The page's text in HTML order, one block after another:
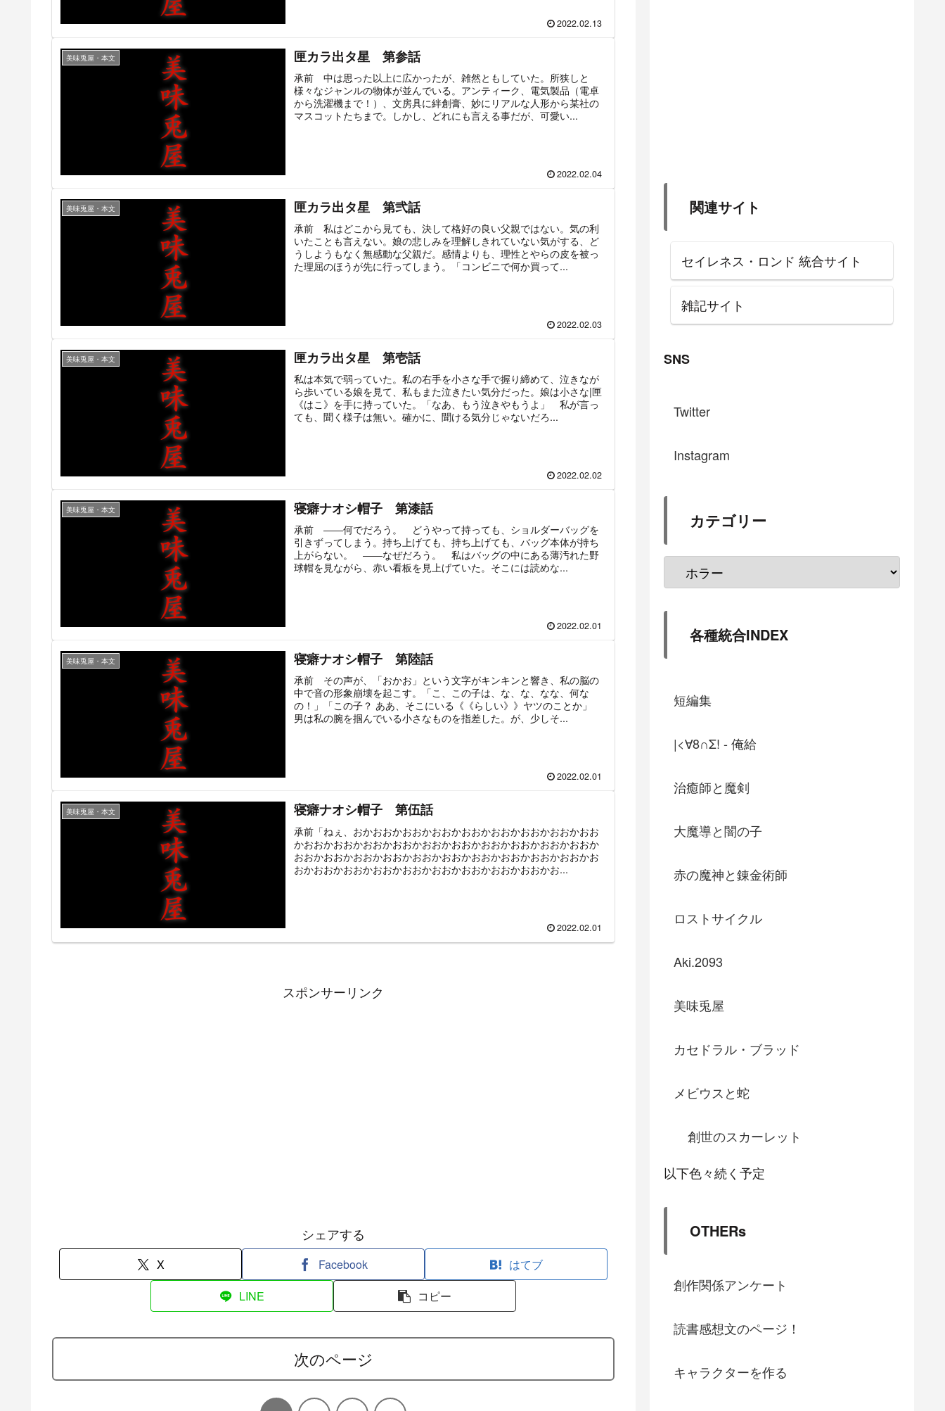
2022.02.13
美味兎屋・本文 匣カラ出タ星 第参話
承前 中は思った以上に広かったが、雑然ともしていた。所狭しと
様々なジャンルの物体が並んでいる。アンティーク、電気製品（電卓
から洗濯機まで！）、文房具に絆創膏、妙にリアルな人形から某社の
マスコットたちまで。しかし、どれにも言える事だが、可愛い...
2022.02.04
美味兎屋・本文 匣カラ出タ星 第弐話
承前 私はどこから見ても、決して格好の良い父親ではない。気の利
いたことも言えない。娘の悲しみを理解しきれていない気がする、ど
うしようもなく無感動な父親だ。感情よりも、理性とやらの皮を被っ
た理屈のほうが先に行ってしまう。「コンビニで何か買って...
2022.02.03
美味兎屋・本文 匣カラ出タ星 第壱話
私は本気で弱っていた。私の右手を小さな手で握り締めて、泣きなが
ら歩いている娘を見て、私もまた泣きたい気分だった。娘は小さな|匣
《はこ》を手に持っていた。「なあ、もう泣きやもうよ」 私が言っ
ても、聞く様子は無い。確かに、聞ける気分じゃないだろ...
2022.02.02
美味兎屋・本文 寝癖ナオシ帽子 第漆話
承前 ――何でだろう。 どうやって持っても、ショルダーバッグを
引きずってしまう。持ち上げても、持ち上げても、バッグ本体が持ち
上がらない。 ――なぜだろう。 私はバッグの中にある薄汚れた野
球帽を見ながら、赤い看板を見上げていた。そこには読めな...
2022.02.01
美味兎屋・本文 寝癖ナオシ帽子 第陸話
承前 その声が、「おかお」という文字がキンキンと響き、私の脳の
中で音の形象崩壊を起こす。「こ、この子は、な、な、なな、何な
の！」「この子？ ああ、そこにいる《《らしい》》ヤツのことか」
男は私の腕を掴んでいる小さなものを指差した。が、少しそ...
2022.02.01
美味兎屋・本文 寝癖ナオシ帽子 第伍話
承前「ねぇ、おかおおかおおかおおかおおかおおかおおかおおかおお
かおおかおおかおおかおおかおおかおおかおおかおおかおおかおおか
おおかおおかおおかおおかおおかおおかおおかおおかおおかおおかお
おかおおかおおかおおかおおかおおかおおかおおかおおかお...
2022.02.01
スポンサーリンク
シェアする
X Facebook
はてブ
LINE
コピー
次のページ
関連サイト
セイレネス・ロンド 統合サイト
雑記サイト
SNS
Twitter
Instagram
カテゴリー
各種統合INDEX
短編集
|<∀8∩Σ! - 俺給
治癒師と魔剣
大魔導と闇の子
赤の魔神と錬金術師
ロストサイクル
Aki.2093
美味兎屋
カセドラル・ブラッド
メビウスと蛇
創世のスカーレット
以下色々続く予定
OTHERs
創作関係アンケート
読書感想文のページ！
キャラクターを作る